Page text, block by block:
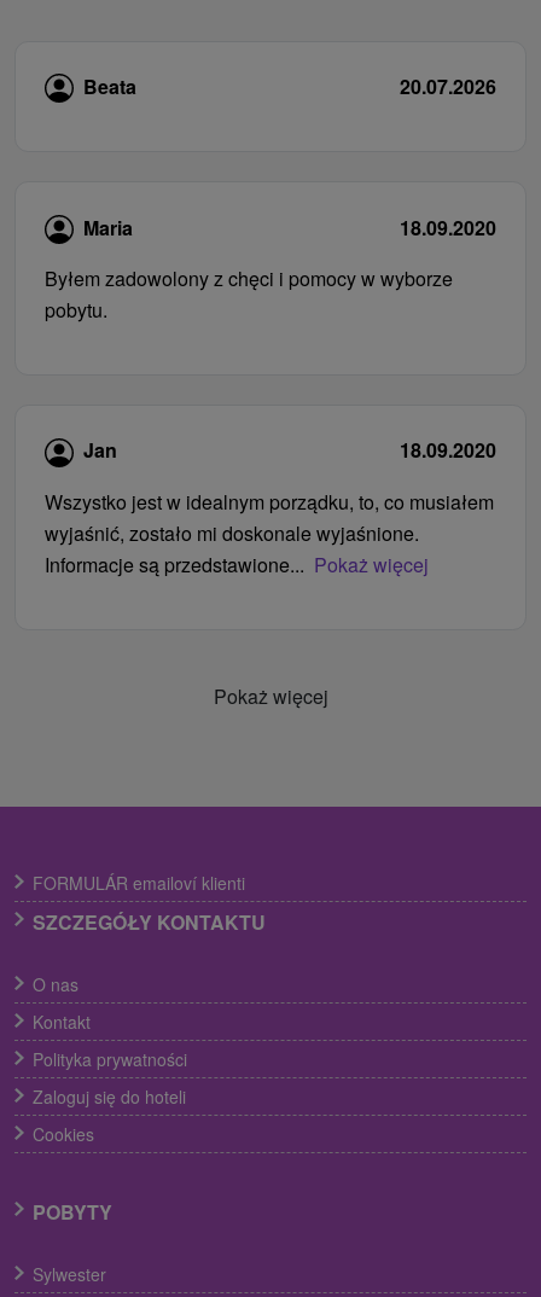
Beata 20.07.2026
Maria
18.09.2020
Byłem zadowolony z chęci i pomocy w wyborze
pobytu.
Jan
18.09.2020
Wszystko jest w idealnym porządku, to, co musiałem
wyjaśnić, zostało mi doskonale wyjaśnione.
Informacje są przedstawione... Pokaż więcej
Pokaż więcej
FORMULÁR emailoví klienti
SZCZEGÓŁY KONTAKTU
O nas
Kontakt
Polityka prywatności
Zaloguj się do hoteli
Cookies
POBYTY
Sylwester